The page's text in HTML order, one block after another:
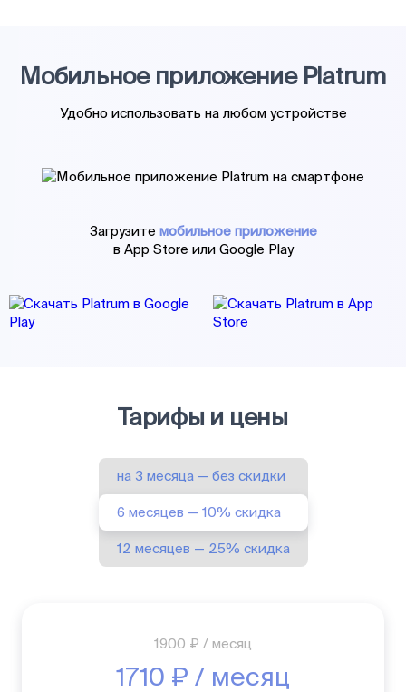
Мобильное приложение Platrum
Удобно использовать на любом устройстве
Загрузите мобильное приложение
в App Store или Google Play
Тарифы и цены
на 3 месяца — без скидки
6 месяцев — 10% скидка
12 месяцев — 25% скидка
1900 ₽ / месяц
1710 ₽ / месяц